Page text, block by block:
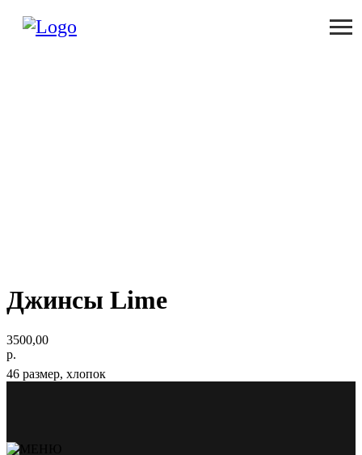
Джинсы Lime
3500,00
р.
46 размер, хлопок